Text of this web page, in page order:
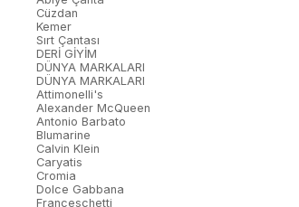
Cüzdan
Kemer
Sırt Çantası
DERİ GİYİM
DÜNYA MARKALARI
DÜNYA MARKALARI
Attimonelli's
Alexander McQueen
Antonio Barbato
Blumarine
Calvin Klein
Caryatis
Cromia
Dolce Gabbana
Franceschetti